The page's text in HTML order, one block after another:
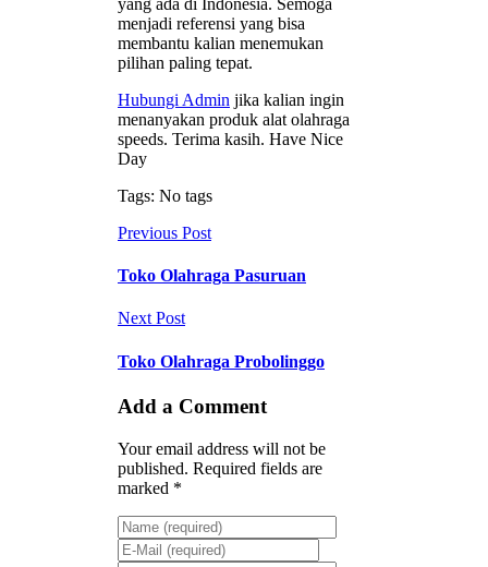
menjadi referensi yang bisa
membantu kalian menemukan
pilihan paling tepat.
Hubungi Admin jika kalian ingin
menanyakan produk alat olahraga
speeds. Terima kasih. Have Nice
Day
Tags: No tags
Previous Post
Toko Olahraga Pasuruan
Next Post
Toko Olahraga Probolinggo
Add a Comment
Your email address will not be
published. Required fields are
marked *